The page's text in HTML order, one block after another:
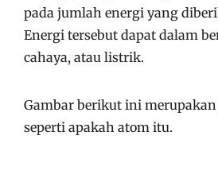
pada jumlah energi yang
Energi tersebut dapat dalam
cahaya, atau listrik.
Gambar berikut ini
seperti apakah atom itu.